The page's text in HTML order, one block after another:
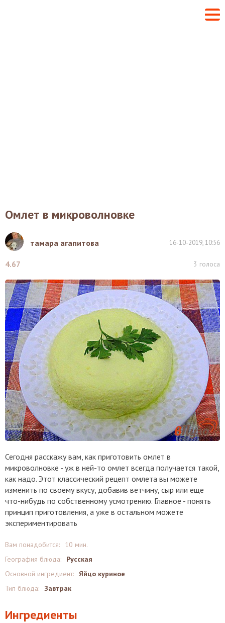
Омлет в микроволновке
тамара агапитова 16-10-2019, 10:56
4.67 3 голоса
Сегодня расскажу вам, как приготовить омлет в
микроволновке - уж в ней-то омлет всегда получается такой,
как надо. Этот классический рецепт омлета вы можете
изменить по своему вкусу, добавив ветчину, сыр или еще
что-нибудь по собственному усмотрению. Главное - понять
принцип приготовления, а уже в остальном можете
экспериментировать
Вам понадобится:
10 мин.
География блюда:
Русская
Основной ингредиент: Яйцо куриное
Тип блюда: Завтрак
Ингредиенты